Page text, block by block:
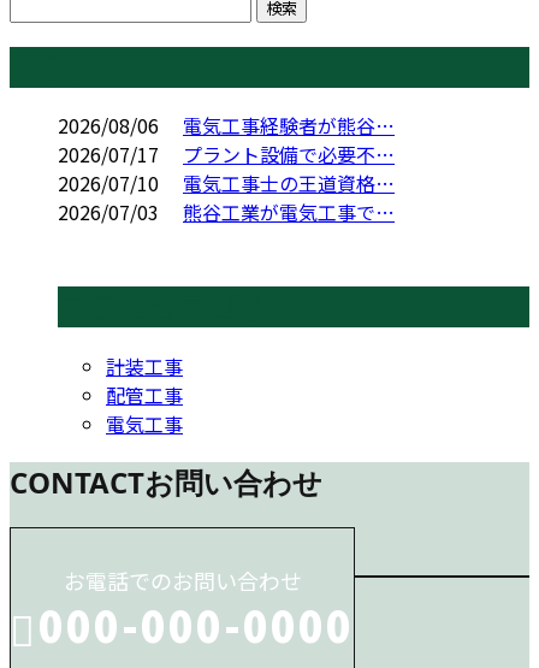
2026/08/06
電気工事経験者が熊谷…
2026/07/17
プラント設備で必要不…
2026/07/10
電気工事士の王道資格…
2026/07/03
熊谷工業が電気工事で…
計装工事
配管工事
電気工事
CONTACTお問い合わせ
お電話でのお問い合わせ
000-000-0000